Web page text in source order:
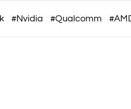
m
#Nvidia #Qualcomm